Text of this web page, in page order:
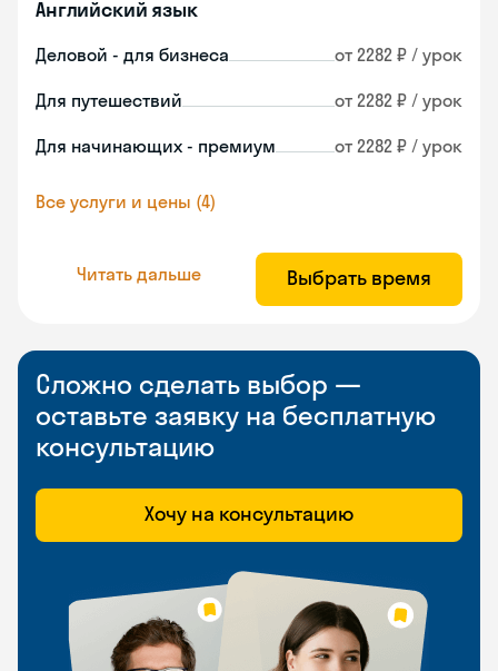
Английский язык
Деловой - для бизнеса от 2282 ₽ / урок
Для путешествий от 2282 ₽ / урок
Для начинающих - премиум от 2282 ₽ / урок
Все услуги и цены (4)
Читать дальше Выбрать время
Сложно сделать выбор —
оставьте заявку на бесплатную
консультацию
Хочу на консультацию